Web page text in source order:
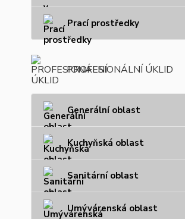
Prací prostředky
PROFESIONÁLNÍ ÚKLID
Generální oblast
Kuchyňská oblast
Sanitární oblast
Umývárenská oblast